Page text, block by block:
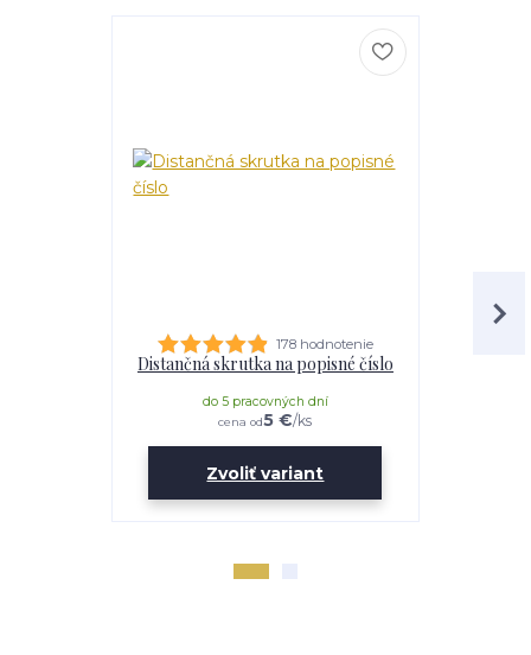
178 hodnotenie
Distančná skrutka na popisné číslo
cena od5 €/ks
do 5 pracovných dní
Zvoliť variant